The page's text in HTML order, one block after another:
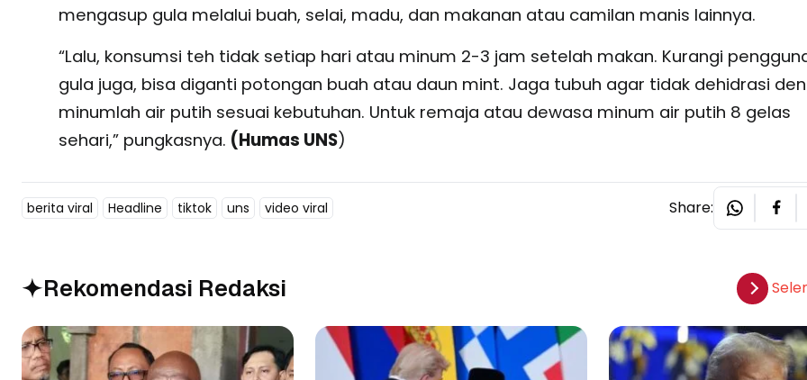
mengasup gula melalui buah, selai, madu, dan makanan atau camilan manis lainnya.
“Lalu, konsumsi teh tidak setiap hari atau minum 2-3 jam setelah makan. Kurangi
gula juga, bisa diganti potongan buah atau daun mint. Jaga tubuh agar tidak dehidrasi
minumlah air putih sesuai kebutuhan. Untuk remaja atau dewasa minum air putih 8 gelas
sehari,” pungkasnya. (Humas UNS)
berita viral Headline tiktok uns video viral Share:
Rekomendasi Redaksi